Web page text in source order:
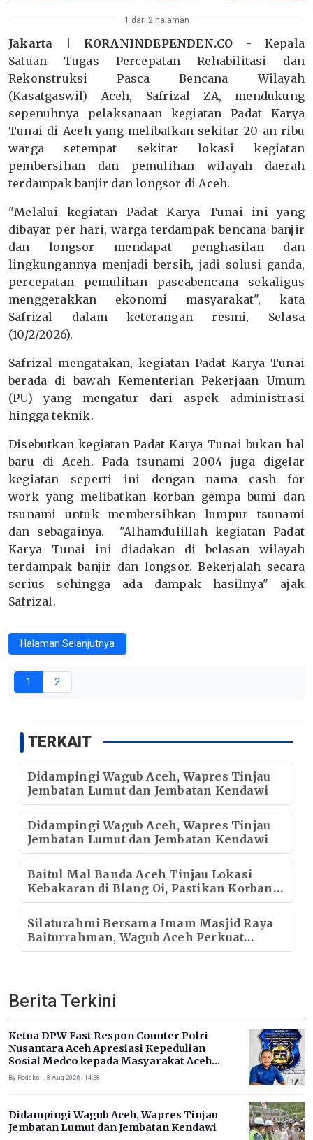
1 dari 2 halaman
Jakarta | KORANINDEPENDEN.CO - Kepala
Satuan Tugas Percepatan Rehabilitasi dan
Rekonstruksi Pasca Bencana Wilayah
(Kasatgaswil) Aceh, Safrizal ZA, mendukung
sepenuhnya pelaksanaan kegiatan Padat Karya
Tunai di Aceh yang melibatkan sekitar 20-an ribu
warga setempat sekitar lokasi kegiatan
pembersihan dan pemulihan wilayah daerah
terdampak banjir dan longsor di Aceh.
"Melalui kegiatan Padat Karya Tunai ini yang
dibayar per hari, warga terdampak bencana banjir
dan longsor mendapat penghasilan dan
lingkungannya menjadi bersih, jadi solusi ganda,
percepatan pemulihan pascabencana sekaligus
menggerakkan ekonomi masyarakat", kata
Safrizal dalam keterangan resmi, Selasa
(10/2/2026).
Safrizal mengatakan, kegiatan Padat Karya Tunai
berada di bawah Kementerian Pekerjaan Umum
(PU) yang mengatur dari aspek administrasi
hingga teknik.
Disebutkan kegiatan Padat Karya Tunai bukan hal
baru di Aceh. Pada tsunami 2004 juga digelar
kegiatan seperti ini dengan nama cash for
work yang melibatkan korban gempa bumi dan
tsunami untuk membersihkan lumpur tsunami
dan sebagainya. "Alhamdulillah kegiatan Padat
Karya Tunai ini diadakan di belasan wilayah
terdampak banjir dan longsor. Bekerjalah secara
serius sehingga ada dampak hasilnya" ajak
Safrizal.
Halaman Selanjutnya
1 2
TERKAIT
Didampingi Wagub Aceh, Wapres Tinjau
Jembatan Lumut dan Jembatan Kendawi
Didampingi Wagub Aceh, Wapres Tinjau
Jembatan Lumut dan Jembatan Kendawi
Baitul Mal Banda Aceh Tinjau Lokasi
Kebakaran di Blang Oi, Pastikan Korban
Mendapat Dukungan Kebutuhan Pokok
Silaturahmi Bersama Imam Masjid Raya
Baiturrahman, Wagub Aceh Perkuat
Sinergi dengan Ulama
Berita Terkini
Ketua DPW Fast Respon Counter Polri
Nusantara Aceh Apresiasi Kepedulian
Sosial Medco kepada Masyarakat Aceh
Timur
By Redaksi . 8 Aug 2026 - 14:38
Didampingi Wagub Aceh, Wapres Tinjau
Jembatan Lumut dan Jembatan Kendawi